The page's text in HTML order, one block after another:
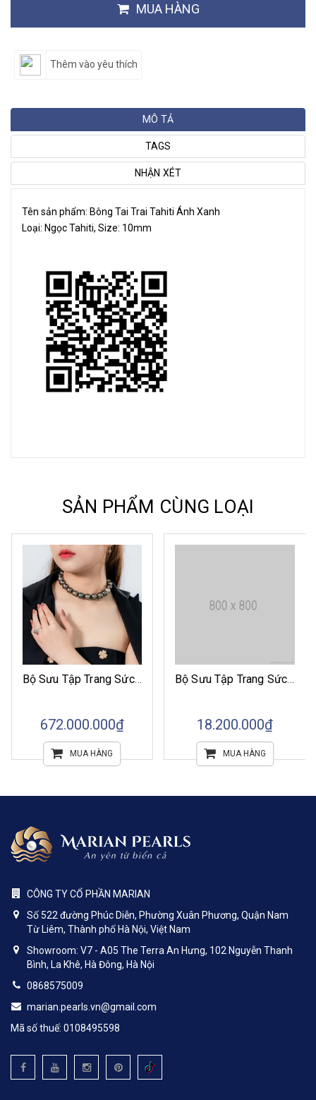
MUA HÀNG
Thêm vào yêu thích
MÔ TẢ
TAGS
NHẬN XÉT
Tên sản phẩm: Bông Tai Trai Tahiti Ánh Xanh
Loại: Ngọc Tahiti, Size: 10mm
SẢN PHẨM CÙNG LOẠI
Bộ Sưu Tập Trang Sức Ngọc Trai Tahiti Phép Màu Biển Cả
672.000.000₫
MUA HÀNG
Bộ Sưu Tập Trang Sức Ngọc Trai Tahiti Sắc Màu Huyền Diệu
18.200.000₫
MUA HÀNG
CÔNG TY CỔ PHẦN MARIAN
Số 522 đường Phúc Diễn, Phường Xuân Phương, Quận Nam
Từ Liêm, Thành phố Hà Nội, Việt Nam
Showroom: V7 - A05 The Terra An Hưng, 102 Nguyễn Thanh
Bình, La Khê, Hà Đông, Hà Nội
0868575009
marian.pearls.vn@gmail.com
Mã số thuế: 0108495598